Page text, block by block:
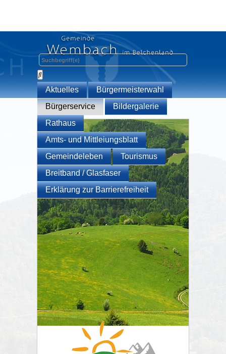
Aktuelles
Bürgermeisterwahl
Bürgerservice
Bildergalerie
Rathaus
Amts- und Mittleiungsblatt
Gemeindeleben
Tourismus
Breitband / Glasfaser
Erklärung zur Barrierefreiheit